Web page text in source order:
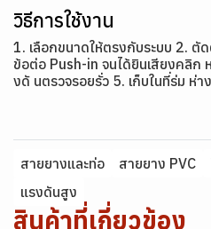
วิธีการใช้งาน
1. เลือกขนาดให้ตรงกับระบบ 2. ตั
ข้อต่อ Push-in จนได้ยินเสียงคลิก
งดั นตรวจรอยรั่ว 5. เก็บในที่ร่ม ห่า
สายยางและท่อ สายยาง PVC
แรงดันสูง
สินค้าที่เกี่ยวข้อง